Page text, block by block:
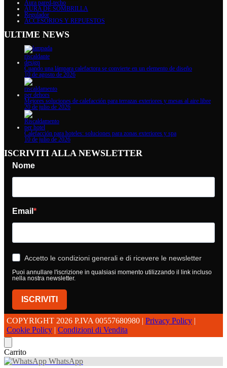
Aura pared-techo
AURA DE SOMBRILLA
Regulador
ACCESORIOS Y REPUESTOS
ULTIME NEWS
Cuando una lámpara calefactora se convierte en un elemento de diseño
10 de agosto de 2026
Mejores soluciones de calefacción para terrazas exteriores y mesas al aire libre
20 de julio de 2026
Calefacción para hoteles: soluciones para zonas exteriores y spa
10 de julio de 2026
ISCRIVITI ALLA NEWSLETTER
Nome
Email
Accetto le condizioni generali e di ricevere le newsletter
Puoi annullare l'iscrizione in qualsiasi momento utilizzando il link incluso
nella nostra newsletter.
ISCRIVITI
COPYRIGHT 2026 P.IVA 00557680980 | Privacy Policy |
Cookie Policy | Condizioni di Vendita
Carrito
WhatsApp